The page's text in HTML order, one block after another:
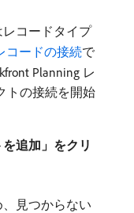
コードタイプ
コードの接続で
Planning レ
トの接続を開始
追加」をクリ
見つからない